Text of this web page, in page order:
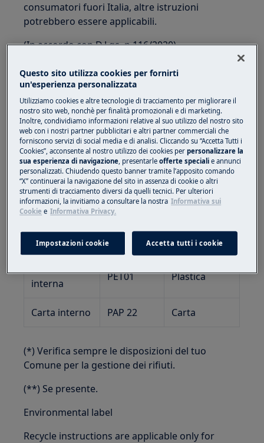
consumatori fuori Italia, altre istruzioni
potrebbero essere applicabili.
(In accordo con D.Lgs. n.116/2020)
Tipologia di
imballaggio
Codice
Materiale
(da
Decisione
97/129/CE)
Indicazioni
per la
Raccolta (*)
Imballo
esterno
prodotto (**)
PAP 20 Carta
esterno
PAP 20 Carta
Bustina
interna
PET01 Plastica
Carta interno PAP 22 Carta
(*) Verifica sempre le disposizioni del tuo
Comune per la gestione dei rifiuti.
(**) Se presente.
Environmental label
Recycle instructions are applicable only for
Questo sito utilizza cookies per fornirti
un'esperienza personalizzata
Utilizziamo cookies e altre tecnologie di tracciamento per migliorare il
nostro sito web, nonchè per finalità promozionali e di marketing.
Inoltre, condividiamo informazioni relative al suo utilizzo del nostro sito
web con i nostri partner pubblicitari e altri partner commerciali che
forniscono servizi di social media e di analisi. Cliccando su “Accetta Tutti i
Cookies”, acconsente al nostro utilizzo dei cookies perpersonalizzare la
sua esperienza di navigazione, presentarleofferte speciali e annunci
personalizzati. Chiudendo questo banner tramite l’apposito comando
“X” continuerai la navigazione del sito in assenza di cookie o altri
strumenti di tracciamento diversi da quelli tecnici. Per ulteriori
informazioni, la invitiamo a consultare la nostra Informativa sui
Cookie e Informativa Privacy.
Impostazioni cookie Accetta tutti i cookie